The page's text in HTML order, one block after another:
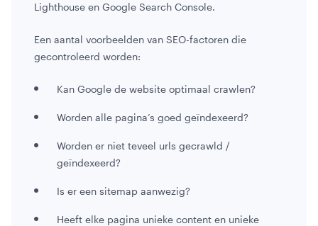
Lighthouse en Google Search Console.
Een aantal voorbeelden van SEO-factoren die
gecontroleerd worden:
Kan Google de website optimaal crawlen?
Worden alle pagina’s goed geïndexeerd?
Worden er niet teveel urls gecrawld /
geïndexeerd?
Is er een sitemap aanwezig?
Heeft elke pagina unieke content en unieke